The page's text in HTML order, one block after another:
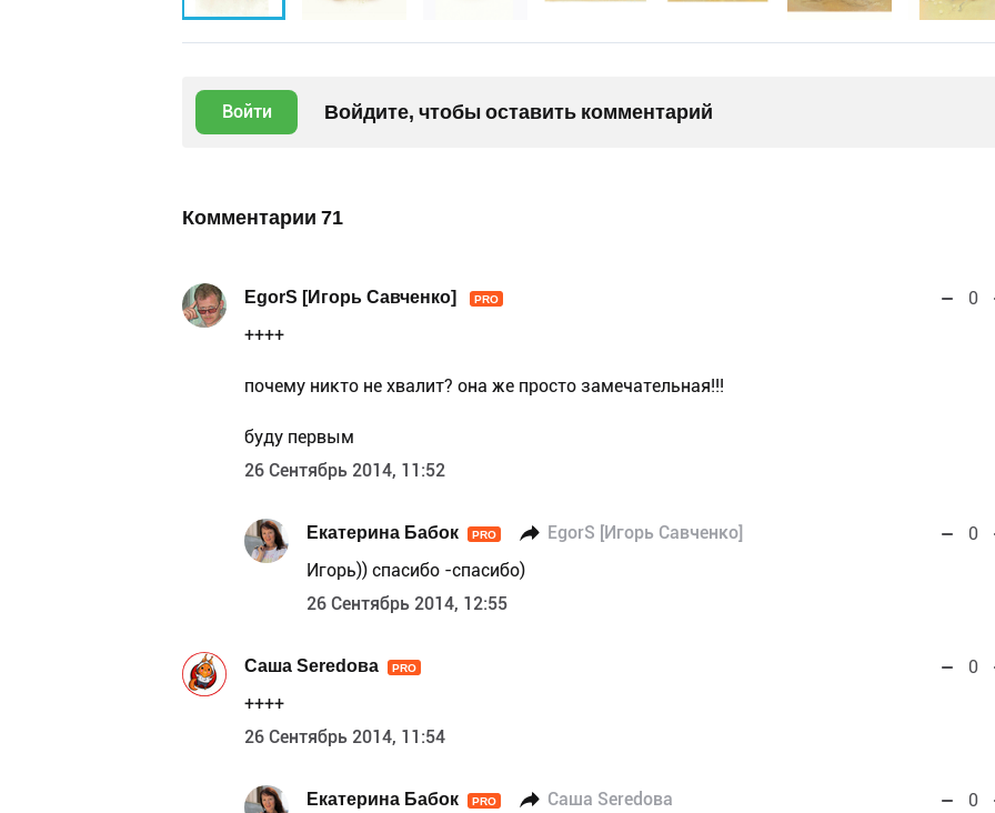
Войти Войдите, чтобы оставить комментарий
Комментарии 71
EgorS [Игорь Савченко] PRO
0
++++
почему никто не хвалит? она же просто замечательная!!!
буду первым
26 Сентябрь 2014, 11:52
Екатерина Бабок PRO EgorS [Игорь Савченко]
0
Игорь)) спасибо -спасибо)
26 Сентябрь 2014, 12:55
Саша Seredова PRO
0
++++
26 Сентябрь 2014, 11:54
Екатерина Бабок PRO Саша Seredова
0